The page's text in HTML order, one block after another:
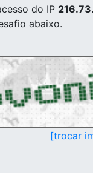
do IP
abaixo.
[trocar